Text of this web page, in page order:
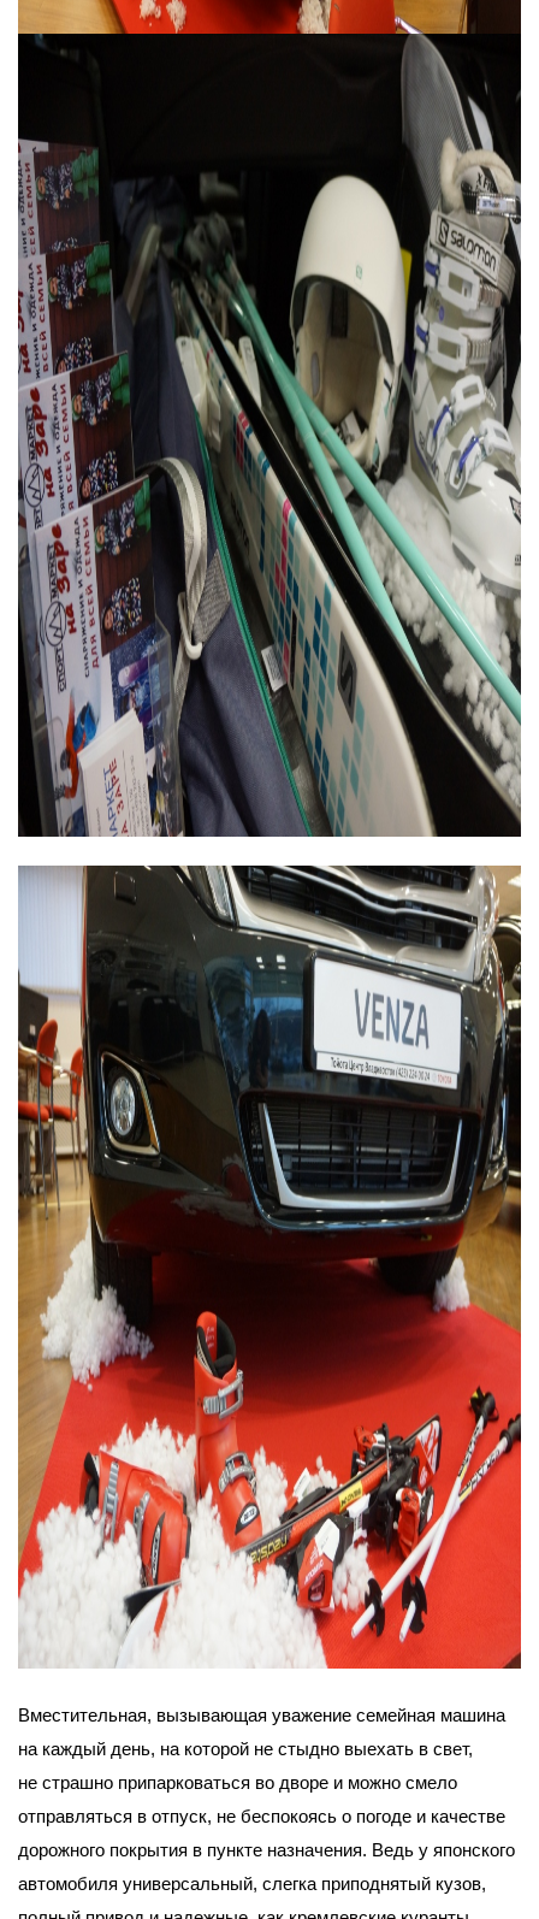
Вместительная, вызывающая уважение семейная машина
на каждый день, на которой не стыдно выехать в свет,
не страшно припарковаться во дворе и можно смело
отправляться в отпуск, не беспокоясь о погоде и качестве
дорожного покрытия в пункте назначения. Ведь у японского
автомобиля универсальный, слегка приподнятый кузов,